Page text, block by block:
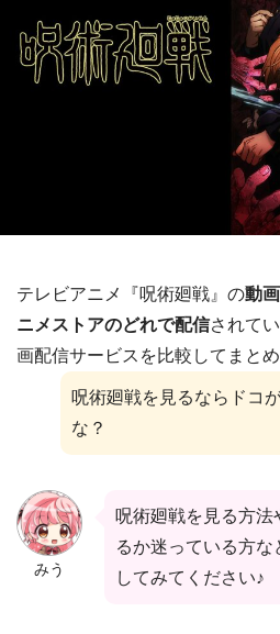
テレビアニメ『呪術廻戦』の動
ニメストアのどれで配信されて
画配信サービスを比較してまと
呪術廻戦を見るならドコ
な？
みう
呪術廻戦を見る方法
るか迷っている方な
してみてください♪